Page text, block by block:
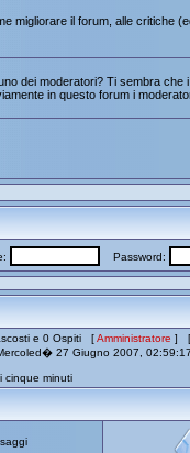
migliorare il forum, alle critiche
dei moderatori? Ti sembra
in questo forum i
Password:
e 0 Ospiti [Amministratore ]
27 Giugno 2007,
cinque minuti